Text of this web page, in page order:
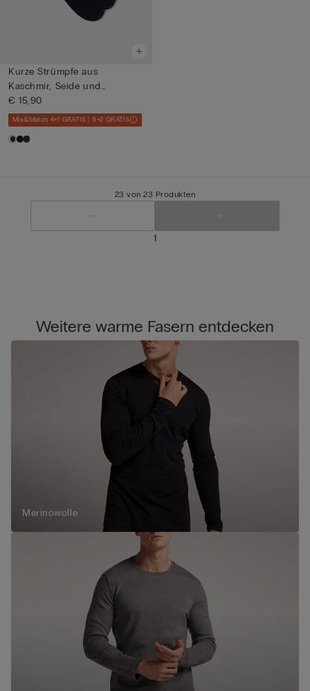
Kurze Strümpfe aus
Kaschmir, Seide und
Baumwolle
€ 15,90
Mix&Match 4+1 GRATIS | 6+2 GRATIS
23 von 23 Produkten
1
Weitere warme Fasern entdecken
Merinowolle